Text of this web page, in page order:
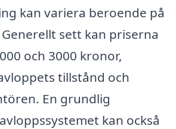
kan variera beroende på
sett kan priserna
och 3000 kronor,
tillstånd och
En grundlig
kan också